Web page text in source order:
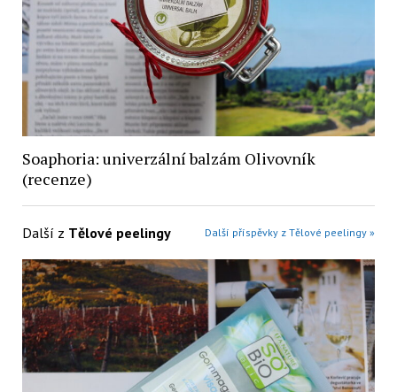
Soaphoria: univerzální balzám Olivovník
(recenze)
Další z Tělové peelingy Další příspěvky z Tělové peelingy »